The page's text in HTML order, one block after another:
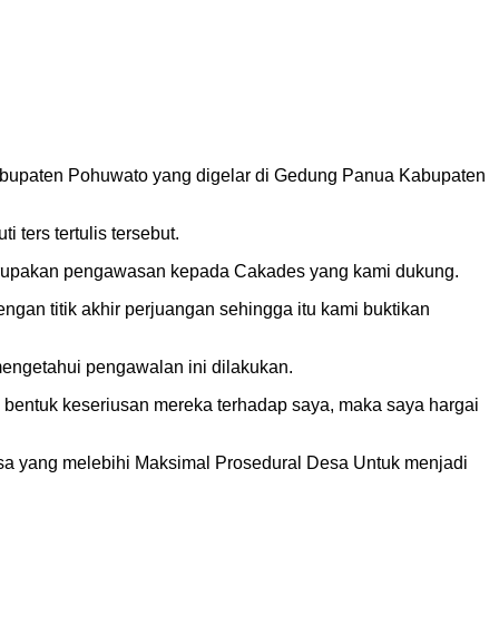
Pohuwato yang digelar di Gedung Panua Kabupaten
ters tertulis tersebut.
pengawasan kepada Cakades yang kami dukung.
titik akhir perjuangan sehingga itu kami buktikan
pengawalan ini dilakukan.
keseriusan mereka terhadap saya, maka saya hargai
yang melebihi Maksimal Prosedural Desa Untuk menjadi